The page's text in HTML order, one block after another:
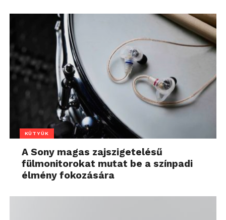
KÜTYÜK
A Sony magas zajszigetelésű
fülmonitorokat mutat be a színpadi
élmény fokozására